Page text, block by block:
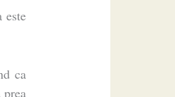
este
ca